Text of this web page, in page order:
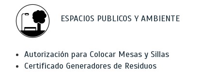
ESPACIOS PUBLICOS Y AMBIENTE
Autorización para Colocar Mesas y Sillas
Certificado Generadores de Residuos